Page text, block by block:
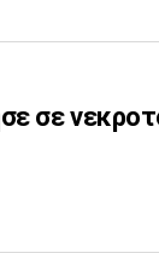
σε